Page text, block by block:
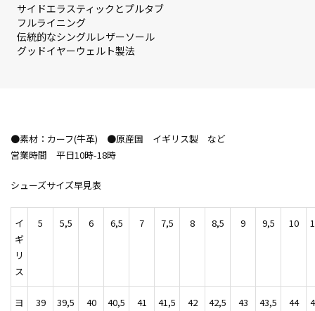
サイドエラスティックとプルタブ
フルライニング
伝統的なシングルレザーソール
グッドイヤーウェルト製法
●素材：カーフ(牛革) ●原産国 イギリス製 など
営業時間 平日10時-18時
シューズサイズ早見表
イ
ギ
リ
ス
5 5,5 6 6,5 7 7,5 8 8,5 9 9,5 10
ヨ
39 39,5 40 40,5 41 41,5 42 42,5 43 43,5 44